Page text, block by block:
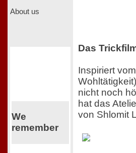
About us
We
remember
Das
Inspiriert
nicht noch
hat das
von Shlomit